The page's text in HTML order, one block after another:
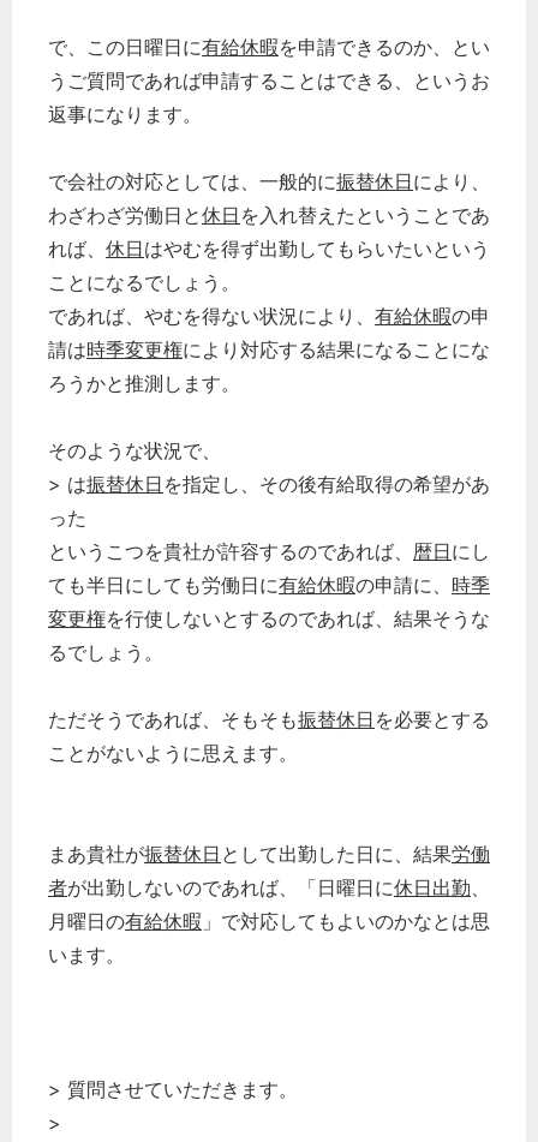
で、この日曜日に有給休暇を申請できるのか、とい
うご質問であれば申請することはできる、というお
返事になります。
で会社の対応としては、一般的に振替休日により、
わざわざ労働日と休日 を入れ替えたということであ
れば、 休日はやむを得ず出勤してもらいたいという
ことになるでしょう。
であれば、やむを得ない状況により、 有給休暇の申
請は時季変更権により対応する結果になることにな
ろうかと推測します。
そのような状況で、
> は振替休日 を指定し、その後有給取得の希望があ
った
というこつを貴社が許容するのであれば、 暦日にし
ても半日にしても労働日に有給休暇の申請に、 時季
変更権を行使しないとするのであれば、結果そうな
るでしょう。
ただそうであれば、そもそも振替休日 を必要とする
ことがないように思えます。
まあ貴社が振替休日 として出勤した日に、結果労働
者が出勤しないのであれば、「日曜日に休日出勤、
月曜日の有給休暇 」で対応してもよいのかなとは思
います。
> 質問させていただきます。
>